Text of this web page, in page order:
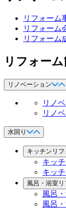
リフォーム
リフォーム
リフォーム
リフォー
リノベーション
リノ
リノ
水回り
キッチンリフ
キッ
キッ
風呂・浴室
風呂
風呂